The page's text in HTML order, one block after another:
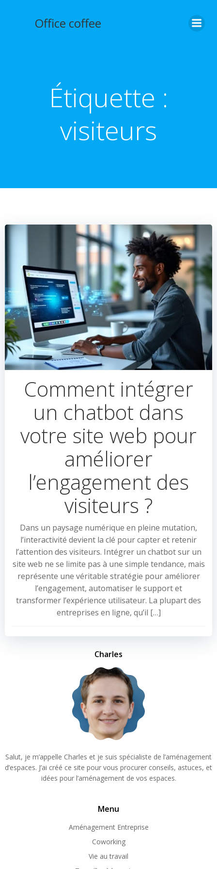
Office coffee
Étiquette :
visiteurs
Comment intégrer
un chatbot dans
votre site web pour
améliorer
l’engagement des
visiteurs ?
Dans un paysage numérique en pleine mutation,
l’interactivité devient la clé pour capter et retenir
l’attention des visiteurs. Intégrer un chatbot sur un
site web ne se limite pas à une simple tendance, mais
représente une véritable stratégie pour améliorer
l’engagement, automatiser le support et
transformer l’expérience utilisateur. La plupart des
entreprises en ligne, qu’il […]
Charles
Salut, je m’appelle Charles et je suis spécialiste de l’aménagement
d’espaces. J’ai créé ce site pour vous procurer conseils, astuces, et
idées pour l’aménagement de vos espaces.
Menu
Aménagement Entreprise
Coworking
Vie au travail